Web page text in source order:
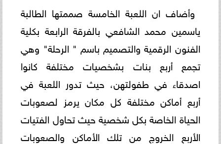
وأضاف ان اللعبة الخامسة صممتها الطالبة
ياسمين محمد الشافعي بالفرقة الرابعة بكلية
الفنون الرقمية والتصميم باسم " الرحلة" وهي
تجمع أربع بنات بشخصيات مختلفة كانوا
اصدقاء في طفولتهن، حيث تدور اللعبة في
أربع أماكن مختلفة كل مكان يرمز لصعوبات
الحياة الخاصة بكل شخصية حيث تحاول الفتيات
الأربع الخروج من تلك الأماكن والصعوبات